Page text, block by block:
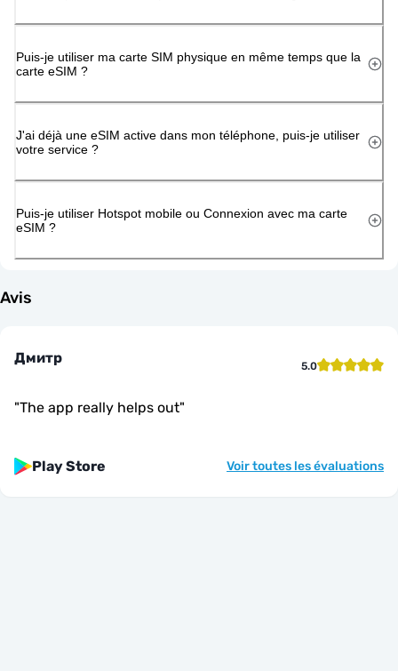
Puis-je utiliser ma carte SIM physique en même temps que la
carte eSIM ?
J'ai déjà une eSIM active dans mon téléphone, puis-je utiliser
votre service ?
Puis-je utiliser Hotspot mobile ou Connexion avec ma carte
eSIM ?
Avis
Дмитр 5.0
"The app really helps out"
Play Store Voir toutes les évaluations